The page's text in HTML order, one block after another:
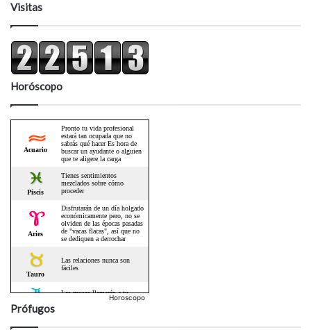
Visitas
Horóscopo
Horoscopo
Prófugos